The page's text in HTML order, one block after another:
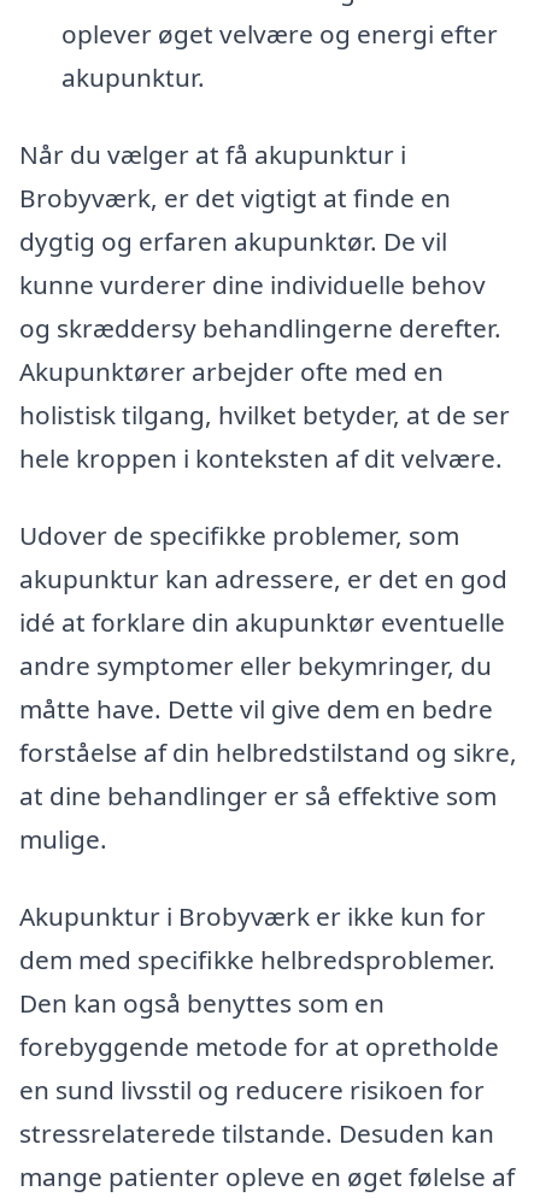
oplever øget velvære og energi efter
akupunktur.
Når du vælger at få akupunktur i
Brobyværk, er det vigtigt at finde en
dygtig og erfaren akupunktør. De vil
kunne vurderer dine individuelle behov
og skræddersy behandlingerne derefter.
Akupunktører arbejder ofte med en
holistisk tilgang, hvilket betyder, at de ser
hele kroppen i konteksten af dit velvære.
Udover de specifikke problemer, som
akupunktur kan adressere, er det en god
idé at forklare din akupunktør eventuelle
andre symptomer eller bekymringer, du
måtte have. Dette vil give dem en bedre
forståelse af din helbredstilstand og sikre,
at dine behandlinger er så effektive som
mulige.
Akupunktur i Brobyværk er ikke kun for
dem med specifikke helbredsproblemer.
Den kan også benyttes som en
forebyggende metode for at opretholde
en sund livsstil og reducere risikoen for
stressrelaterede tilstande. Desuden kan
mange patienter opleve en øget følelse af